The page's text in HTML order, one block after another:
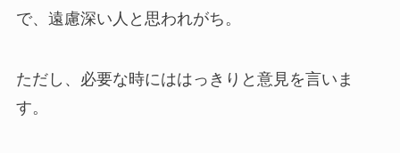
で、遠慮深い人と思われがち。
ただし、必要な時にははっきりと意見を言いま
す。